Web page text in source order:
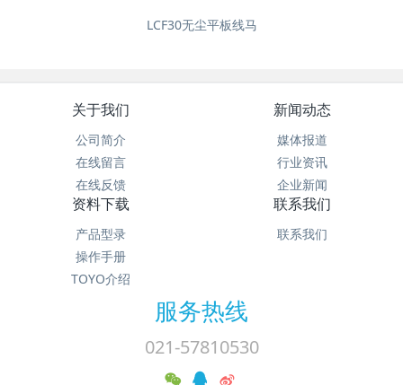
LCF30无尘平板线马
关于我们
公司简介
在线留言
在线反馈
新闻动态
媒体报道
行业资讯
企业新闻
资料下载
产品型录
操作手册
TOYO介绍
联系我们
联系我们
服务热线
021-57810530